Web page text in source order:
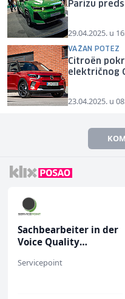
Parizu
29.04.2025. u
VAŽAN POTEZ
Citroën
električnog
23.04.2025. u
Sachbearbeiter in der
Voice Quality
Servicepoint